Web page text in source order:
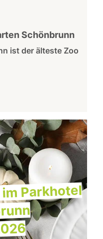
Schönbrunn
ist der älteste Zoo
Parkhotel